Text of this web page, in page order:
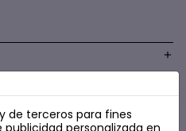
de terceros para fines
personalizada en